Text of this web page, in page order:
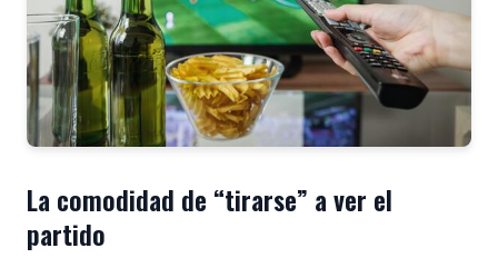
La comodidad de “tirarse” a ver el
partido